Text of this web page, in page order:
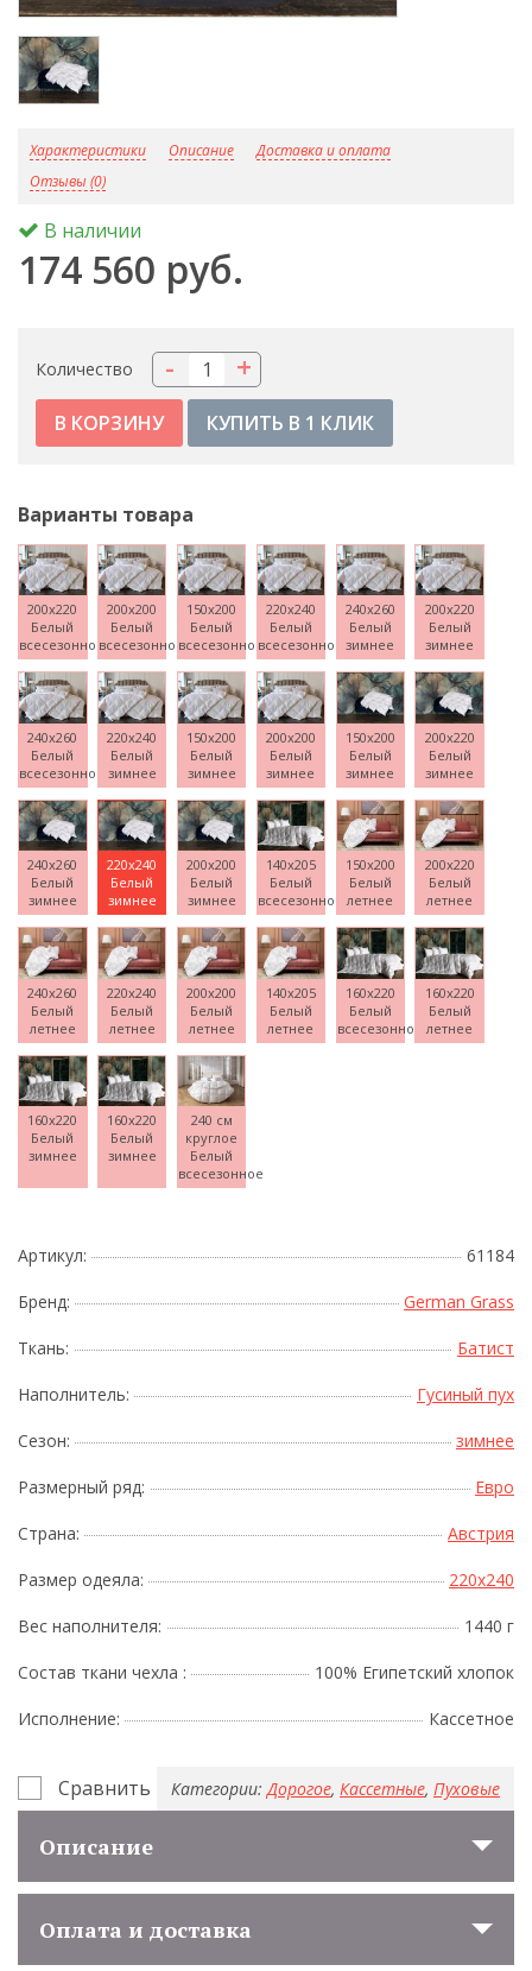
Характеристики Описание
Доставка и оплата
Отзывы (0)
В наличии
174 560 руб.
Количество +
-
КУПИТЬ В 1 КЛИК
Варианты товара
200x220
Белый
всесезонное
200x200
Белый
всесезонное
150x200
Белый
всесезонное
220x240
Белый
всесезонное
240x260
Белый
зимнее
200x220
Белый
зимнее
240x260
Белый
всесезонное
220x240
Белый
зимнее
150x200
Белый
зимнее
200x200
Белый
зимнее
150x200
Белый
зимнее
200x220
Белый
зимнее
240x260
Белый
зимнее
220x240
Белый
зимнее
200x200
Белый
зимнее
140x205
Белый
всесезонное
150x200
Белый
летнее
200x220
Белый
летнее
240x260
Белый
летнее
220x240
Белый
летнее
200x200
Белый
летнее
140x205
Белый
летнее
160x220
Белый
всесезонное
160x220
Белый
летнее
160x220
Белый
зимнее
160x220
Белый
зимнее
240 см
круглое
Белый
всесезонное
Артикул: 61184
Бренд: German Grass
Ткань: Батист
Наполнитель: Гусиный пух
Сезон: зимнее
Размерный ряд: Евро
Страна: Австрия
Размер одеяла: 220x240
Вес наполнителя: 1440 г
Состав ткани чехла : 100% Египетский хлопок
Исполнение: Кассетное
Сравнить Категории: Дорогое, Кассетные, Пуховые
Описание
Оплата и доставка